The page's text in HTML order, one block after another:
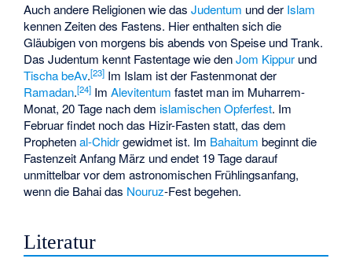
Auch andere Religionen wie dasJudentum und der Islam
kennen Zeiten des Fastens. Hier enthalten sich die
Gläubigen von morgens bis abends von Speise und Trank.
Das Judentum kennt Fastentage wie denJom Kippur und
Tischa beAv.[23] Im Islam ist der Fastenmonat der
Ramadan.[24] ImAlevitentum fastet man im Muharrem-
Monat, 20 Tage nach dem islamischen Opferfest. Im
Februar findet noch das Hizir-Fasten statt, das dem
Prophetenal-Chidrgewidmet ist. Im Bahaitum beginnt die
Fastenzeit Anfang März und endet 19 Tage darauf
unmittelbar vor dem astronomischen Frühlingsanfang,
wenn die Bahai das Nouruz-Fest begehen.
Literatur